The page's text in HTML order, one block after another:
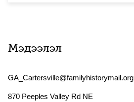
Мэдээлэл
GA_Cartersville@familyhistorymail.org
870 Peeples Valley Rd NE